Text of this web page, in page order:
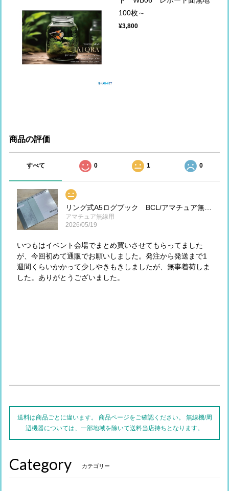
100枚～
¥3,800
商品の評価
すべて 0 1 0
アマチュア無線用
2026/05/19
いつもはイベント会場でまとめ買いさせてもらってました
が、今回初めて通販でお願いしました。発注から発送まで1
週間くらいかかって少しやきもきしましたが、無事着荷しま
した。ありがとうございました。
送料は商品ごとに違います。 商品ページをご確認ください。 無線機/周
辺機器については、一部地域を除いて送料当店持ちとなります。
Category カテゴリー